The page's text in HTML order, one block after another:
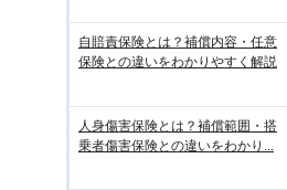
自賠責保険とは？補償内容・任意
保険との違いをわかりやすく解説
人身傷害保険とは？補償範囲・搭
乗者傷害保険との違いをわかり...